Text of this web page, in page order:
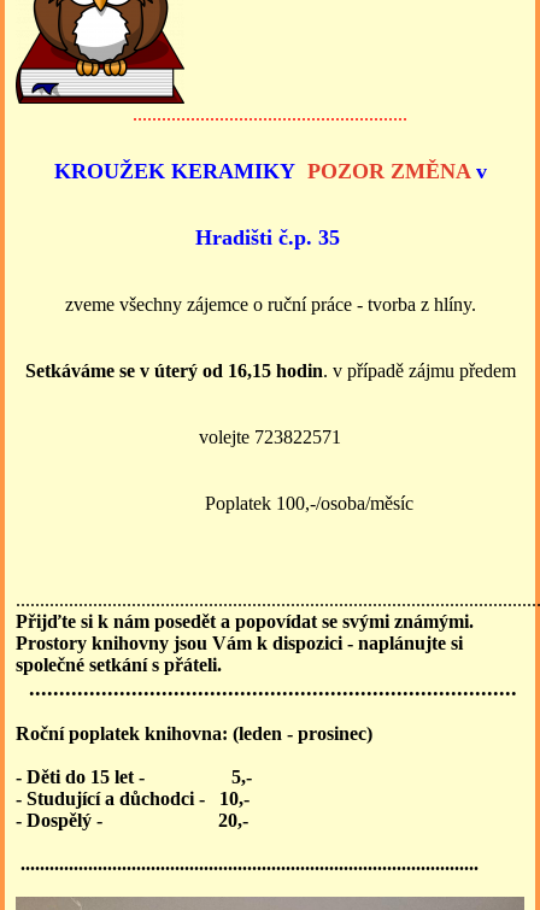
.........................................................
KROUŽEK KERAMIKY POZOR ZMĚNA v
Hradišti č.p. 35
zveme všechny zájemce o ruční práce - tvorba z hlíny.
Setkáváme se v úterý od 16,15 hodin. v případě zájmu předem
volejte 723822571
Poplatek 100,-/osoba/měsíc
Přijďte si k nám posedět a popovídat se svými známými.
Prostory knihovny jsou Vám k dispozici - naplánujte si
společné setkání s přáteli.
.................................................................................
Roční poplatek knihovna: (leden - prosinec)
- Děti do 15 let - 5,-
- Studující a důchodci - 10,-
- Dospělý - 20,-
...............................................................................................